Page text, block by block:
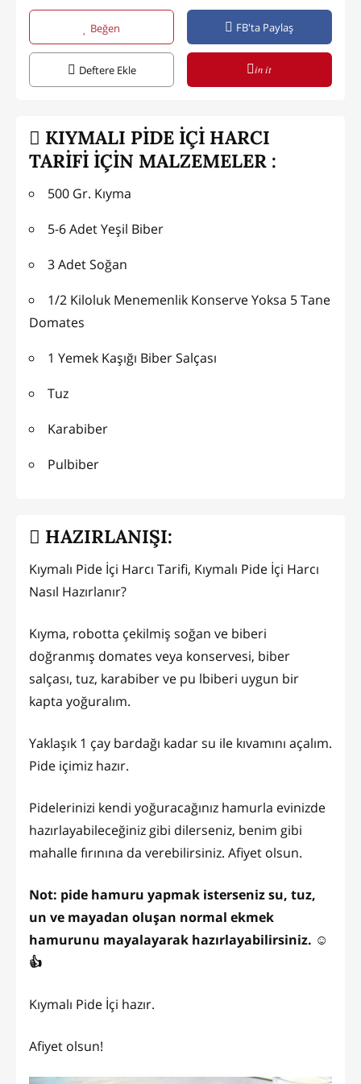
Beğen FB'ta Paylaş
Deftere Ekle in it
KIYMALI PİDE İÇİ HARCI
TARİFİ İÇİN MALZEMELER :
500 Gr. Kıyma
5-6 Adet Yeşil Biber
3 Adet Soğan
1/2 Kiloluk Menemenlik Konserve Yoksa 5 Tane
Domates
1 Yemek Kaşığı Biber Salçası
Tuz
Karabiber
Pulbiber
HAZIRLANIŞI:
Kıymalı Pide İçi Harcı Tarifi, Kıymalı Pide İçi Harcı
Nasıl Hazırlanır?
Kıyma, robotta çekilmiş soğan ve biberi
doğranmış domates veya konservesi, biber
salçası, tuz, karabiber ve pu lbiberi uygun bir
kapta yoğuralım.
Yaklaşık 1 çay bardağı kadar su ile kıvamını açalım.
Pide içimiz hazır.
Pidelerinizi kendi yoğuracağınız hamurla evinizde
hazırlayabileceğiniz gibi dilerseniz, benim gibi
mahalle fırınına da verebilirsiniz. Afiyet olsun.
Not: pide hamuru yapmak isterseniz su, tuz,
un ve mayadan oluşan normal ekmek
hamurunu mayalayarak hazırlayabilirsiniz. ☺️
👍
Kıymalı Pide İçi hazır.
Afiyet olsun!